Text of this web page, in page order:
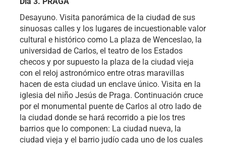
Desayuno. Visita panorámica de la ciudad de sus
sinuosas calles y los lugares de incuestionable valor
cultural e histórico como La plaza de Wenceslao, la
universidad de Carlos, el teatro de los Estados
checos y por supuesto la plaza de la ciudad vieja
con el reloj astronómico entre otras maravillas
hacen de esta ciudad un enclave único. Visita en la
iglesia del niño Jesús de Praga. Continuación cruce
por el monumental puente de Carlos al otro lado de
la ciudad donde se hará recorrido a pie los tres
barrios que lo componen: La ciudad nueva, la
ciudad vieja y el barrio judío cada uno de los cuales